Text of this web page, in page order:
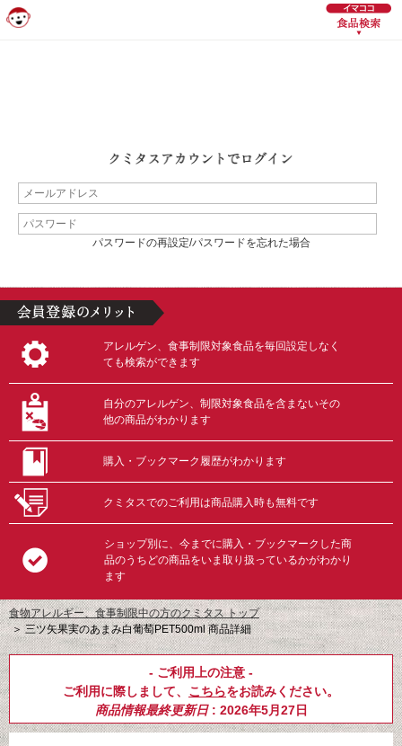
パスワードの再設定/パスワードを忘れた場合
アレルゲン、食事制限対象食品を毎回設定しなく
ても検索ができます
自分のアレルゲン、制限対象食品を含まないその
他の商品がわかります
購入・ブックマーク履歴がわかります
クミタスでのご利用は商品購入時も無料です
ショップ別に、今までに購入・ブックマークした商
品のうちどの商品をいま取り扱っているかがわかり
ます
食物アレルギー、食事制限中の方のクミタス トップ
＞三ツ矢果実のあまみ白葡萄PET500ml 商品詳細
- ご利用上の注意 -
ご利用に際しまして、 こちらをお読みください。
商品情報最終更新日: 2026年5月27日